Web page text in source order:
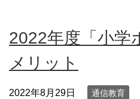
2022年度「小学
メリット
2022年8月29日 通信教育